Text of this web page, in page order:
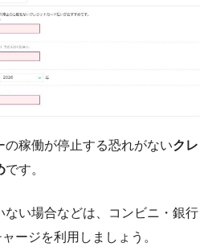
稼働が停止する恐れがないクレ
です。
ない場合などは、コンビニ・銀行
ージを利用しましょう。